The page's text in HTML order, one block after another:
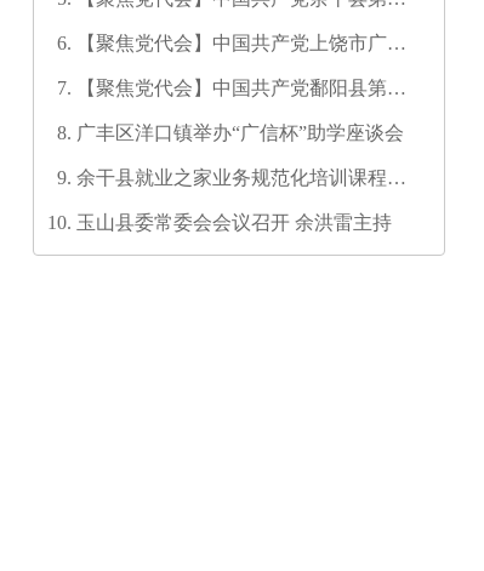
【聚焦党代会】中国共产党上饶市广信
【聚焦党代会】中国共产党鄱阳县第十
广丰区洋口镇举办“广信杯”助学座谈会
余干县就业之家业务规范化培训课程开
玉山县委常委会会议召开 余洪雷主持